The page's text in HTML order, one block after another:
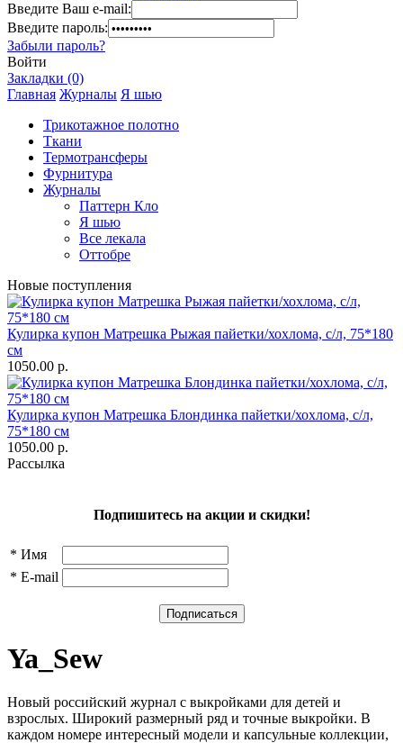
Введите Ваш e-mail:
Введите пароль:
Забыли пароль?
Войти
Закладки (0)
Главная Журналы Я шью
Трикотажное полотно
Ткани
Термотрансферы
Фурнитура
Журналы
Паттерн Кло
Я шью
Все лекала
Оттобре
Новые поступления
Кулирка купон Матрешка Рыжая пайетки/хохлома, с/л, 75*180
см
1050.00 р.
Кулирка купон Матрешка Блондинка пайетки/хохлома, с/л,
75*180 см
1050.00 р.
Рассылка
Подпишитесь на акции и скидки!
* Имя
* E-mail
Ya_Sew
Новый российский журнал с выкройками для детей и
взрослых. Широкий размерный ряд и точные выкройки. В
каждом номере интересный модели и капсульные коллекции,